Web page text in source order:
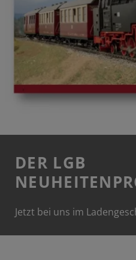
DER LGB
Jetzt bei uns im